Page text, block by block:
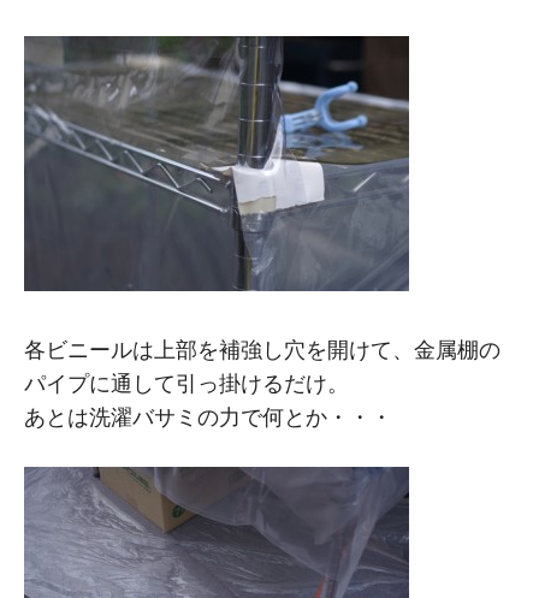
各ビニールは上部を補強し穴を開けて、金属棚の
パイプに通して引っ掛けるだけ。
あとは洗濯バサミの力で何とか・・・